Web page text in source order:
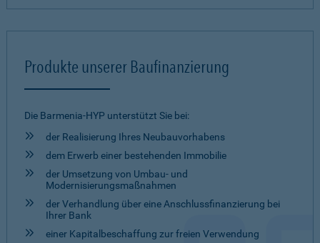
Produkte unserer Baufinanzierung
Die Barmenia-HYP unterstützt Sie bei:
der Realisierung Ihres Neubauvorhabens
dem Erwerb einer bestehenden Immobilie
der Umsetzung von Umbau- und
Modernisierungsmaßnahmen
der Verhandlung über eine Anschlussfinanzierung bei
Ihrer Bank
einer Kapitalbeschaffung zur freien Verwendung